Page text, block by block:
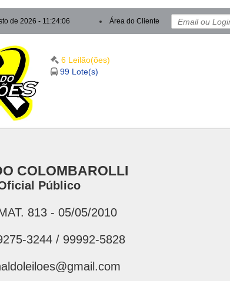
de 2026 - 11:24:06 Área do Cliente
6 Leilão(ões)
99 Lote(s)
COLOMBAROLLI
Público
813 - 05/05/2010
3244 / 99992-5828